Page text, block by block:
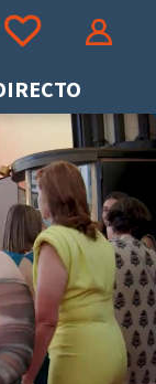
Ir a tus favoritos